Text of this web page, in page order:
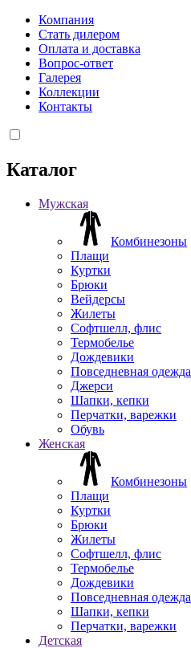
Компания
Стать дилером
Оплата и доставка
Вопрос-ответ
Галерея
Коллекции
Контакты
Каталог
Мужская
Комбинезоны
Плащи
Куртки
Брюки
Вейдерсы
Жилеты
Софтшелл, флис
Термобелье
Дождевики
Повседневная одежда
Джерси
Шапки, кепки
Перчатки, варежки
Обувь
Женская
Комбинезоны
Плащи
Куртки
Брюки
Жилеты
Софтшелл, флис
Термобелье
Дождевики
Повседневная одежда
Шапки, кепки
Перчатки, варежки
Детская